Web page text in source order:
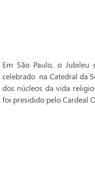
Em São Paulo, o Jubileu
celebrado na Catedral da
dos núcleos da vida
foi presidido pelo Cardeal